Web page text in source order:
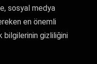
sosyal medya
en önemli
bilgilerinin gizliliğini